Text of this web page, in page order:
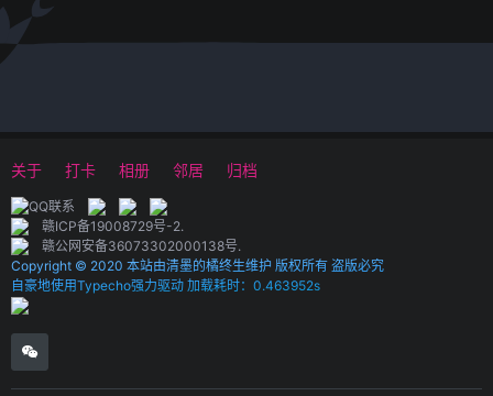
关于 打卡 相册 邻居 归档
赣ICP备19008729号-2.
赣公网安备36073302000138号.
Copyright © 2020 本站由清墨的橘终生维护 版权所有 盗版必究
自豪地使用Typecho强力驱动 加载耗时：0.463952s